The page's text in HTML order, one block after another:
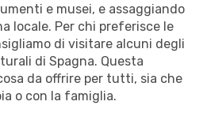
e musei, e assaggiando
locale. Per chi preferisce le
di visitare alcuni degli
di Spagna. Questa
da offrire per tutti, sia che
o con la famiglia.